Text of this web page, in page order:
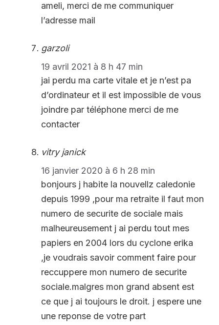
ameli, merci de me communiquer
l’adresse mail
garzoli
19 avril 2021 à 8 h 47 min
jai perdu ma carte vitale et je n’est pa
d’ordinateur et il est impossible de vous
joindre par téléphone merci de me
contacter
vitry janick
16 janvier 2020 à 6 h 28 min
bonjours j habite la nouvellz caledonie
depuis 1999 ,pour ma retraite il faut mon
numero de securite de sociale mais
malheureusement j ai perdu tout mes
papiers en 2004 lors du cyclone erika
,je voudrais savoir comment faire pour
reccuppere mon numero de securite
sociale.malgres mon grand absent est
ce que j ai toujours le droit. j espere une
une reponse de votre part